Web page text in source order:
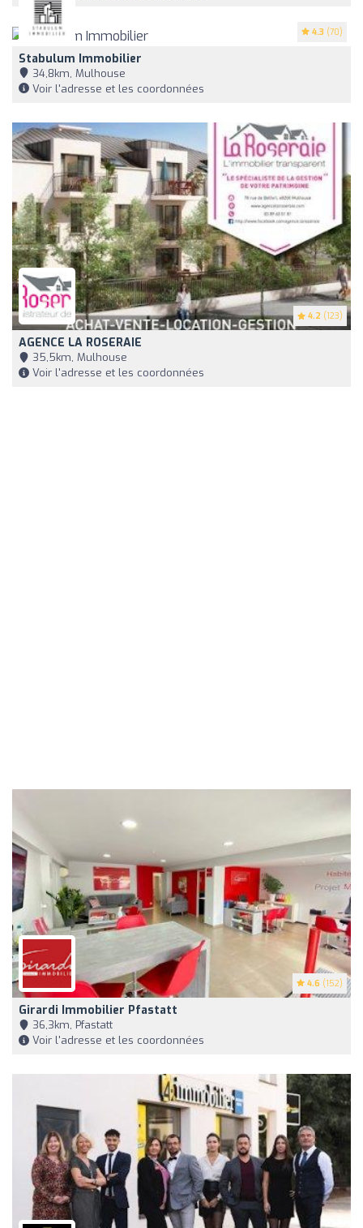
4.3 (70)
Stabulum Immobilier
34,8km, Mulhouse
Voir l'adresse et les coordonnées
4.2 (123)
AGENCE LA ROSERAIE
35,5km, Mulhouse
Voir l'adresse et les coordonnées
4.6 (152)
Girardi Immobilier Pfastatt
36,3km, Pfastatt
Voir l'adresse et les coordonnées